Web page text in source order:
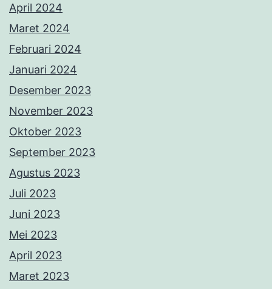
April 2024
Maret 2024
Februari 2024
Januari 2024
Desember 2023
November 2023
Oktober 2023
September 2023
Agustus 2023
Juli 2023
Juni 2023
Mei 2023
April 2023
Maret 2023